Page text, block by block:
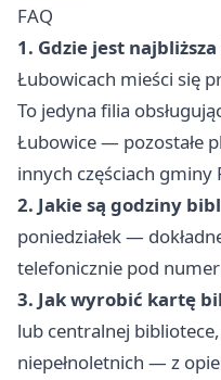
FAQ
1. Gdzie jest
Łubowicach mieści się
To jedyna filia
Łubowice — pozostałe
innych częściach gminy
2. Jakie są godziny
poniedziałek —
telefonicznie pod
3. Jak wyrobić kartę
lub centralnej
niepełnoletnich — z